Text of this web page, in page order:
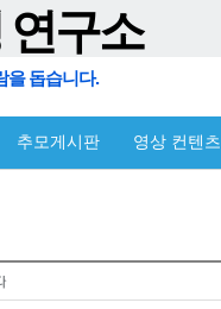
연구소
을 돕습니다.
추모게시판 영상 컨텐츠